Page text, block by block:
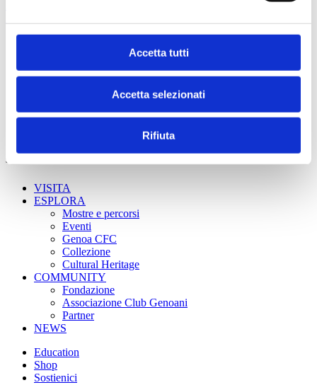
Accetta tutti
Accetta selezionati
Rifiuta
Sitemap
VISITA
ESPLORA
Mostre e percorsi
Eventi
Genoa CFC
Collezione
Cultural Heritage
COMMUNITY
Fondazione
Associazione Club Genoani
Partner
NEWS
Education
Shop
Sostienici